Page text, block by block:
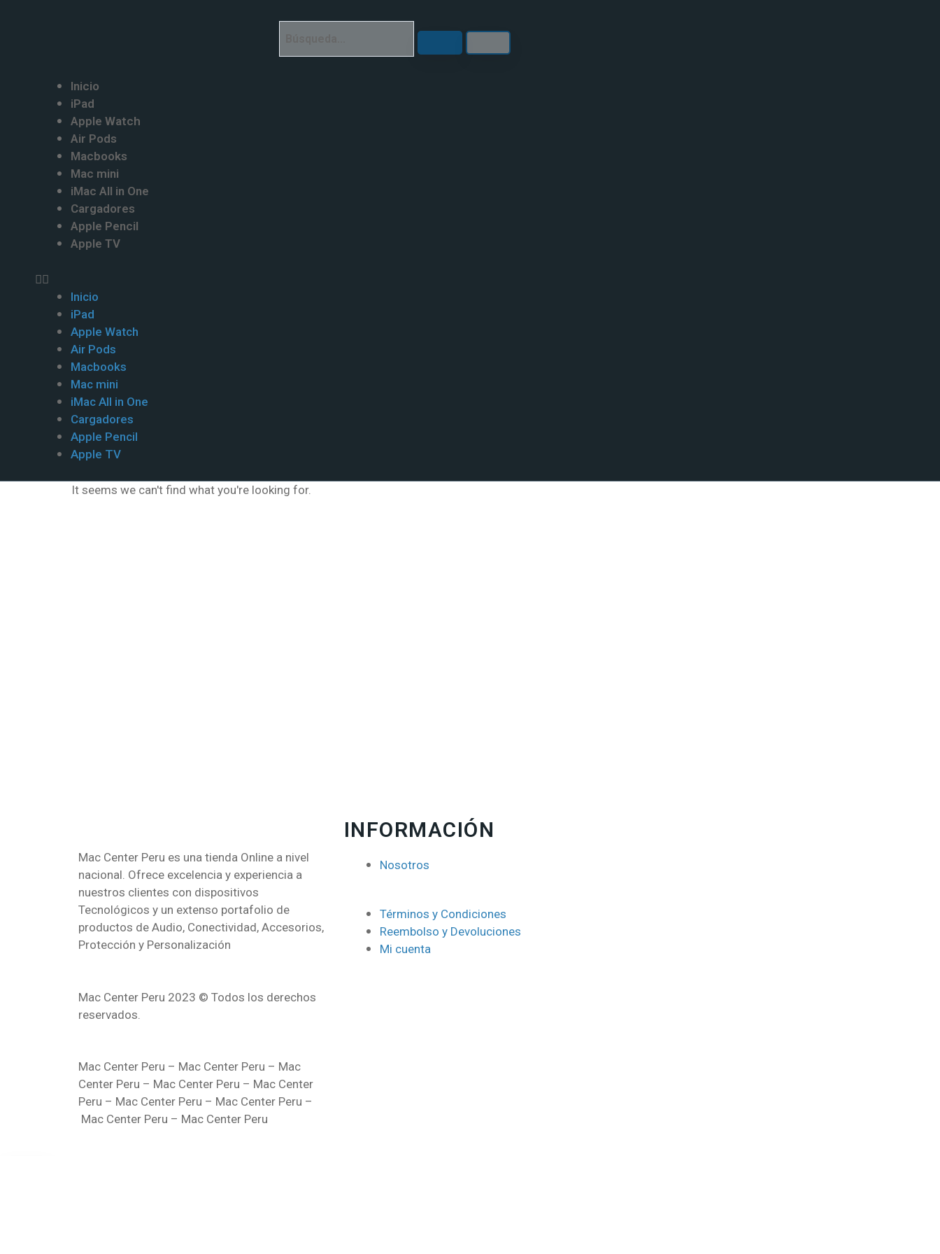
Inicio
iPad
Apple Watch
Air Pods
Macbooks
Mac mini
iMac All in One
Cargadores
Apple Pencil
Apple TV
Menu
Inicio
iPad
Apple Watch
Air Pods
Macbooks
Mac mini
iMac All in One
Cargadores
Apple Pencil
Apple TV
It seems we can't find what you're looking for.
Mac Center Peru es una tienda Online a nivel
nacional . Ofrece excelencia y experiencia a
nuestros clientes con dispositivos
Tecnológicos y un extenso portafolio de
productos de Audio, Conectividad, Accesorios,
Protección y Personalización
Mac Center Peru 2023 © Todos los derechos
reservados.
Mac Center Peru – Mac Center Peru – Mac
Center Peru – Mac Center Peru – Mac Center
Peru – Mac Center Peru – Mac Center Peru –
Mac Center Peru – Mac Center Peru
INFORMACIÓN
Nosotros
Términos y Condiciones
Reembolso y Devoluciones
Mi cuenta